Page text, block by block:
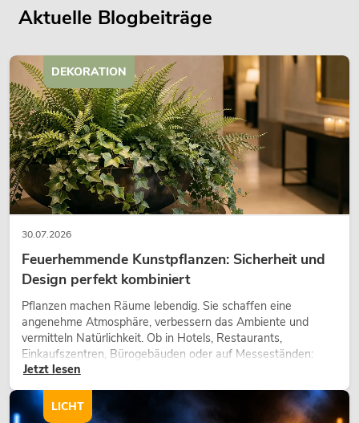
Aktuelle Blogbeiträge
30.07.2026
Feuerhemmende Kunstpflanzen: Sicherheit und
Design perfekt kombiniert
Pflanzen machen Räume lebendig. Sie schaffen eine
angenehme Atmosphäre, verbessern das Ambiente und
vermitteln Natürlichkeit. Ob in Hotels, Restaurants,
Einkaufszentren, Bürogebäuden oder auf Messeständen:
eine hochwertige Begrünung gehört heute längst zum
modernen Raumkonzept.
Jetzt lesen
DEKORATION
LICHT